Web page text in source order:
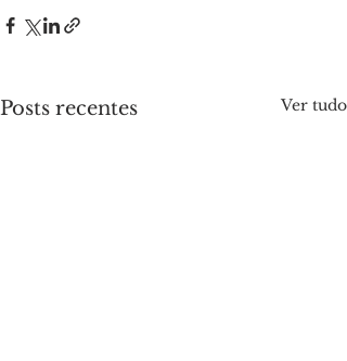
Posts recentes Ver tudo